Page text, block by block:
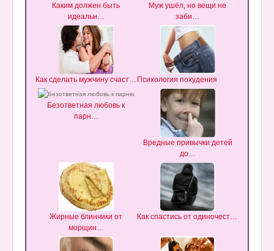
Каким должен быть
идеальн…
Муж ушёл, но вещи не
заби…
Как сделать мужчину счаст… Психология похудения
Безответная любовь к
парн…
Вредные привычки детей
до…
Жирные блинчики от
морщин…
Как спастись от одиночест…